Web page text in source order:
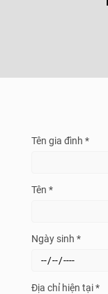
Tên gia đình *
Tên *
Ngày sinh *
Địa chỉ hiện tại *